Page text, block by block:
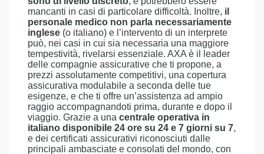
mancanti in casi di particolare difficoltà. Inoltre, il
personale medico non parla necessariamente
inglese (o italiano) e l’intervento di un interprete
può, nei casi in cui sia necessaria una maggiore
tempestività, rivelarsi essenziale. AXA è il leader
delle compagnie assicurative che ti propone, a
prezzi assolutamente competitivi, una copertura
assicurativa modulabile a seconda delle tue
esigenze, e che ti offre un’assistenza ad ampio
raggio accompagnandoti prima, durante e dopo il
viaggio. Grazie a una centrale operativa in
italiano disponibile 24 ore su 24 e 7 giorni su 7,
e dei certificati assicurativi riconosciuti dalle
principali ambasciate e consolati del mondo, con